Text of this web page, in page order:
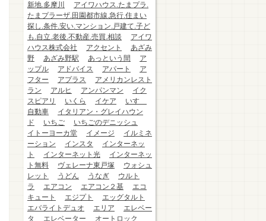
新地.多摩川
アイワハウス.たまプラ.
たまプラーザ.田園都市線.急行.住まい
探し.条件.安い.マンション.戸建て.子ど
も.自立.老後.不動産.売買.相談
アイワ
ハウス株式会社
アクセント
あざみ
野
あざみ野駅 あっという間
ア
ップル
アドバイス アパート
ア
フター
アプラス
アメリカンレスト
ラン
アルヒ アンパンマン
イク
スピアリ
いくら イケア
いすゞ
自動車
イタリアン・グレイハウン
ド
いちご
いちごのデニッシュ
イトーヨーカ堂
イメージ
イルミネ
ーション
インスタ
インターネッ
ト
インターネット光
インターネッ
ト無料
ヴェレーナ東戸塚
ウォシュ
レット
うどん うなぎ
ウルト
ラ
エアコン エアコン２基
エコ
キュート
エジプト
エッグタルト
エバライトデュオ
エリア
エレベー
タ
エレベーター
オートロック